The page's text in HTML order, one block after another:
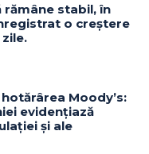
rămâne stabil, în
o creștere
Moody’s:
evidențiază
și ale